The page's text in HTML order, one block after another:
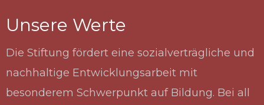
Unsere Werte
Die Stiftung fördert eine sozialverträgliche und
nachhaltige Entwicklungsarbeit mit
besonderem Schwerpunkt auf Bildung. Bei all